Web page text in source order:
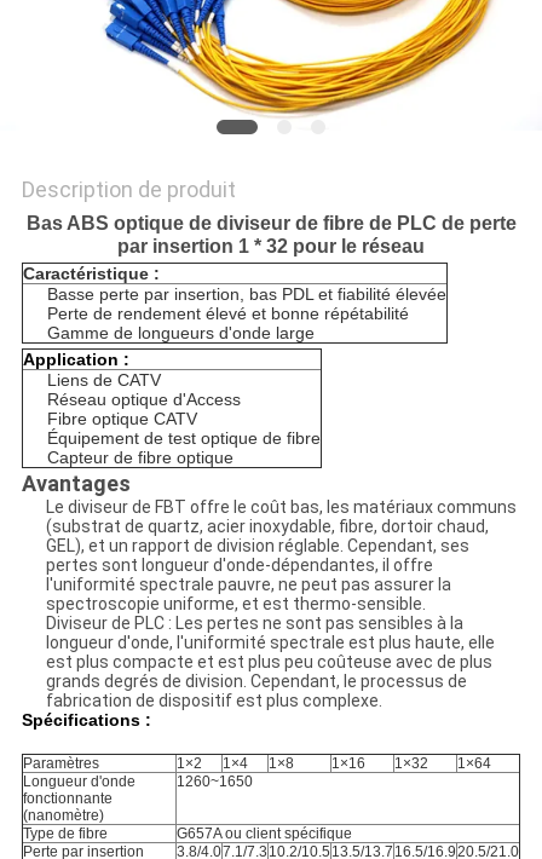
Description de produit
Bas ABS optique de diviseur de fibre de PLC de perte
par insertion 1 * 32 pour le réseau
Caractéristique :
Basse perte par insertion, bas PDL et fiabilité élevée
Perte de rendement élevé et bonne répétabilité
Gamme de longueurs d'onde large
Application :
Liens de CATV
Réseau optique d'Access
Fibre optique CATV
Équipement de test optique de fibre
Capteur de fibre optique
Avantages
Le diviseur de FBT offre le coût bas, les matériaux communs
(substrat de quartz, acier inoxydable, fibre, dortoir chaud,
GEL), et un rapport de division réglable. Cependant, ses
pertes sont longueur d'onde-dépendantes, il offre
l'uniformité spectrale pauvre, ne peut pas assurer la
spectroscopie uniforme, et est thermo-sensible.
Diviseur de PLC : Les pertes ne sont pas sensibles à la
longueur d'onde, l'uniformité spectrale est plus haute, elle
est plus compacte et est plus peu coûteuse avec de plus
grands degrés de division. Cependant, le processus de
fabrication de dispositif est plus complexe.
Spécifications :
Paramètres 1×2 1×4 1×8 1×16 1×32
1×64
Longueur d'onde
fonctionnante
(nanomètre)
1260~1650
Type de fibre
G657A ou client spécifique
Perte par insertion
3.8/4.07.1/7.3 10.2/10.5 13.5/13.7 16.5/16.920.5/21.0